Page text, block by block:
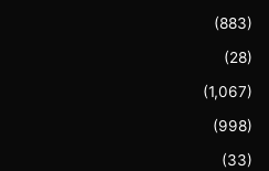
(883)
(28)
(1,067)
(998)
(33)